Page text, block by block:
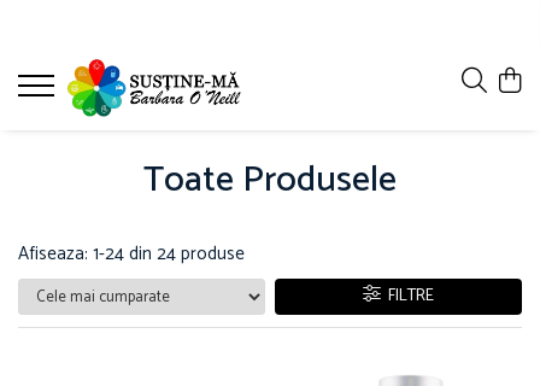
Toate Produsele
Afiseaza: 1-24din 24produse
FILTRE